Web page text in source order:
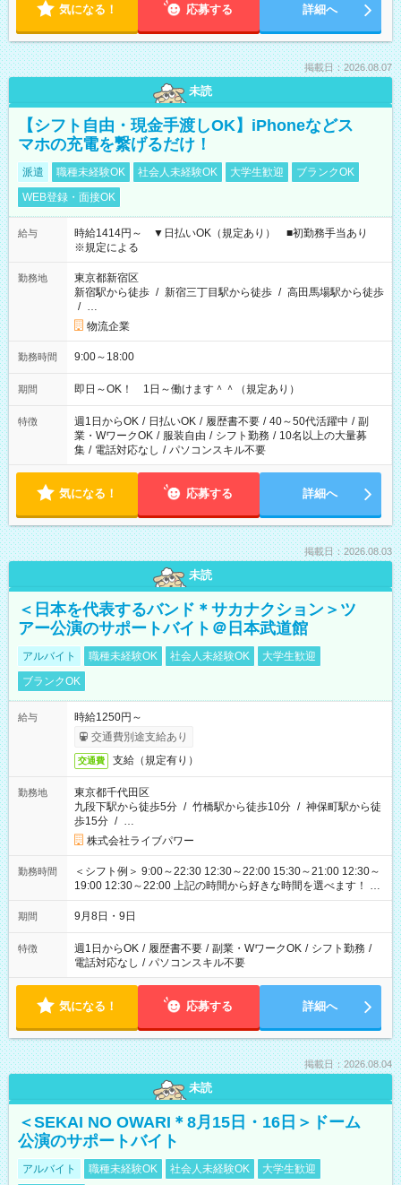
気になる！ 応募する 詳細へ
掲載日：2026.08.07
未読
【シフト自由・現金手渡しOK】iPhoneなどス
マホの充電を繋げるだけ！
派遣 職種未経験OK 社会人未経験OK 大学生歓迎
ブランクOK
WEB登録・面接OK
給与
時給1414円～ ▼日払いOK（規定あり） ■初勤務手当あり
※規定による
勤務地
東京都新宿区
新宿駅から徒歩 / 新宿三丁目駅から徒歩 / 高田馬場駅から徒歩
/ …
物流企業
勤務時間 9:00～18:00
期間 即日～OK！ 1日～働けます＾＾（規定あり）
特徴 週1日からOK / 日払いOK / 履歴書不要 / 40～50代活躍中 / 副
業・WワークOK / 服装自由 / シフト勤務 / 10名以上の大量募
集 / 電話対応なし / パソコンスキル不要
気になる！ 応募する 詳細へ
掲載日：2026.08.03
未読
＜日本を代表するバンド＊サカナクション＞ツ
アー公演のサポートバイト＠日本武道館
アルバイト 職種未経験OK 社会人未経験OK
大学生歓迎
ブランクOK
給与
時給1250円～
交通費別途支給あり
交通費 支給（規定有り）
勤務地
東京都千代田区
九段下駅から徒歩5分 / 竹橋駅から徒歩10分 / 神保町駅から徒
歩15分 / …
株式会社ライブパワー
勤務時間
＜シフト例＞ 9:00～22:30 12:30～22:00 15:30～21:00 12:30～
19:00 12:30～22:00 上記の時間から好きな時間を選べます！ ※
時間は変更となる可能性があります
期間 9月8日・9日
特徴 週1日からOK / 履歴書不要 / 副業・WワークOK / シフト勤務 /
電話対応なし / パソコンスキル不要
気になる！ 応募する 詳細へ
掲載日：2026.08.04
未読
＜SEKAI NO OWARI＊8月15日・16日＞ドーム
公演のサポートバイト
アルバイト 職種未経験OK 社会人未経験OK
大学生歓迎